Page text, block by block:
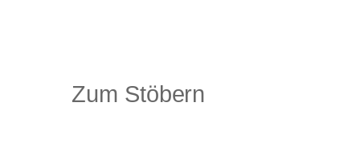
Zum Stöbern